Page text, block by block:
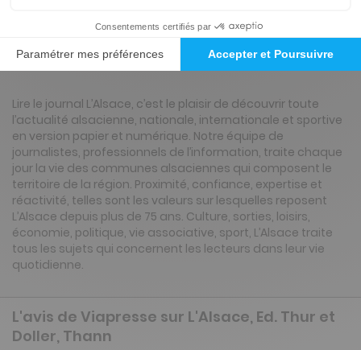
Présentation du magazine L'Alsace, Ed. Thur
et Doller, Thann
Lire le journal L’Alsace, c’est le plaisir de découvrir toute
l’actualité alsacienne, nationale, internationale et sportive
en version papier et numérique. Notre équipe de
journalistes, professionnels de l’information, traite chaque
jour la vie des communes alsaciennes qui composent le
territoire de la région. Proximité, confiance, expertise et
réactivité, telles sont les valeurs sur lesquelles reposent
L’Alsace depuis plus de 75 ans. Culture, sorties, loisirs,
économie, politique, vie associative, sport, L’Alsace traite
tous les sujets qui concernent les lecteurs dans leur vie
quotidienne.
L'avis de Viapresse sur L'Alsace, Ed. Thur et
Doller, Thann